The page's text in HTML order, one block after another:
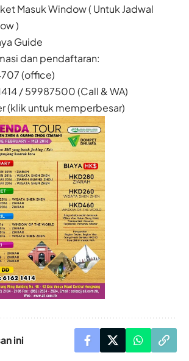
Masuk Window ( Untuk Jadwal
)
Guide
dan pendaftaran:
(office)
/ 59987500 (Call & WA)
(klik untuk memperbesar)
ini